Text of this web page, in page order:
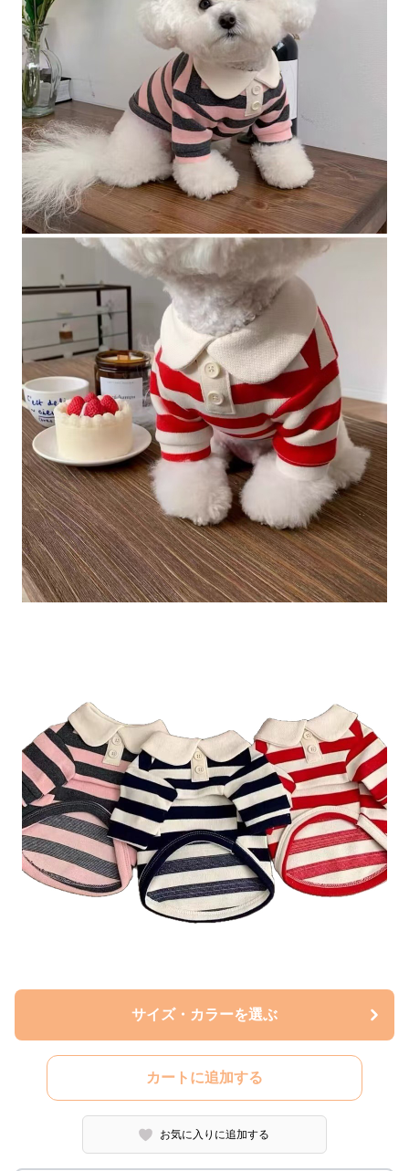
サイズ・カラーを選ぶ
カートに追加する
お気に入りに追加する